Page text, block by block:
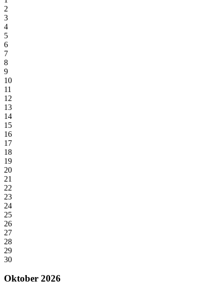
2
3
4
5
6
7
8
9
10
11
12
13
14
15
16
17
18
19
20
21
22
23
24
25
26
27
28
29
30
Oktober 2026